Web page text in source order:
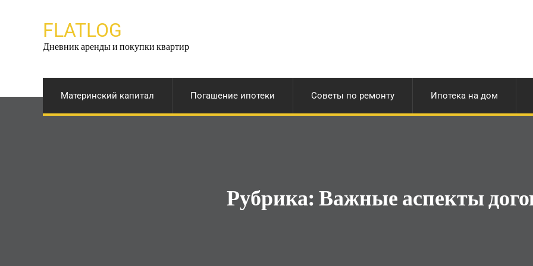
содержимомуFLATLOG
Дневник аренды и покупки квартир
Материнский капитал Погашение ипотеки Советы по ремонту Ипотека на дом
Рубрика:Важные аспекты